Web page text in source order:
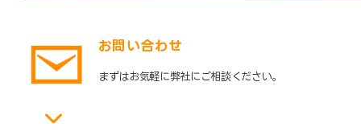
お問い合わせ
まずはお気軽に弊社にご相談ください。